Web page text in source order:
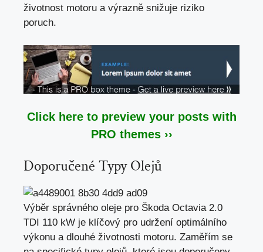
životnost motoru a výrazně snižuje riziko
poruch.
Click here to preview your posts with
PRO themes ››
Doporučené Typy Olejů
Výběr správného oleje pro Škoda Octavia 2.0
TDI 110 kW je klíčový pro udržení optimálního
výkonu a dlouhé životnosti motoru. Zaměřím se